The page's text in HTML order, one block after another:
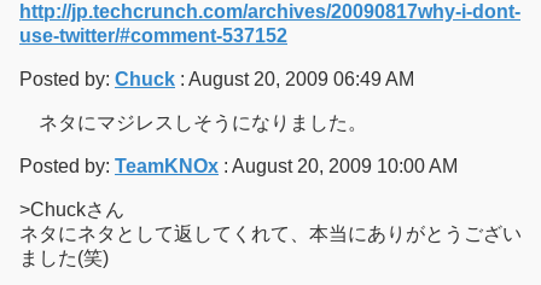
http://jp.techcrunch.com/archives/20090817why-i-dont-
use-twitter/#comment-537152
Posted by: Chuck : August 20, 2009 06:49 AM
ネタにマジレスしそうになりました。
Posted by: TeamKNOx : August 20, 2009 10:00 AM
>Chuckさん
ネタにネタとして返してくれて、本当にありがとうござい
ました(笑)